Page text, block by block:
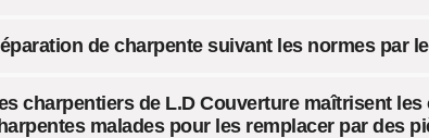
de charpente suivant les normes par
charpentiers de L.D Couverture maîtrisent
malades pour les remplacer par des